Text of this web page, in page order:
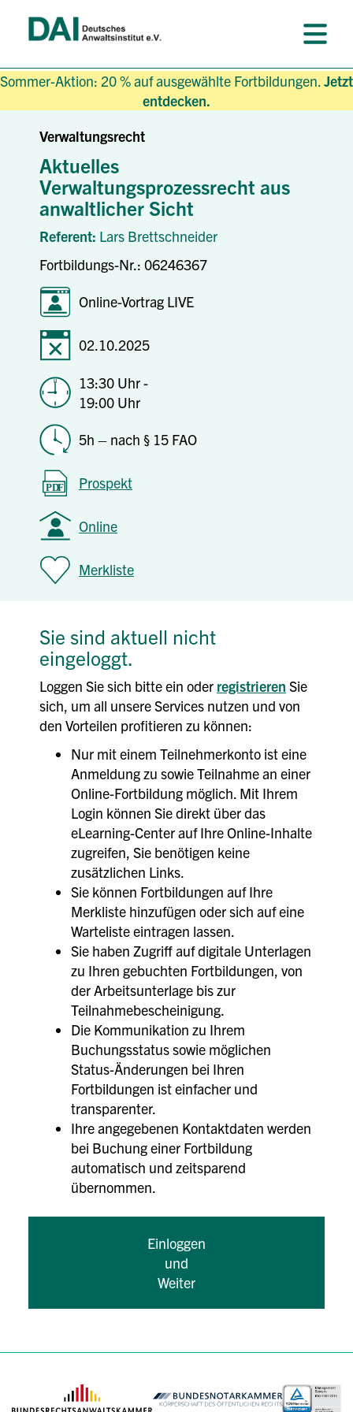
Sommer-Aktion: 20 % auf ausgewählte Fortbildungen.Jetzt
entdecken.
Verwaltungsrecht
Aktuelles
Verwaltungsprozessrecht aus
anwaltlicher Sicht
Referent: Lars Brettschneider
Fortbildungs-Nr.: 06246367
Online-Vortrag LIVE
02.10.2025
13:30 Uhr -
19:00 Uhr
5h – nach § 15 FAO
Prospekt
Online
Merkliste
Sie sind aktuell nicht
eingeloggt.
Loggen Sie sich bitte ein oder registrieren Sie
sich, um all unsere Services nutzen und von
den Vorteilen profitieren zu können:
Nur mit einem Teilnehmerkonto ist eine
Anmeldung zu sowie Teilnahme an einer
Online-Fortbildung möglich. Mit Ihrem
Login können Sie direkt über das
eLearning-Center auf Ihre Online-Inhalte
zugreifen, Sie benötigen keine
zusätzlichen Links.
Sie können Fortbildungen auf Ihre
Merkliste hinzufügen oder sich auf eine
Warteliste eintragen lassen.
Sie haben Zugriff auf digitale Unterlagen
zu Ihren gebuchten Fortbildungen, von
der Arbeitsunterlage bis zur
Teilnahmebescheinigung.
Die Kommunikation zu Ihrem
Buchungsstatus sowie möglichen
Status-Änderungen bei Ihren
Fortbildungen ist einfacher und
transparenter.
Ihre angegebenen Kontaktdaten werden
bei Buchung einer Fortbildung
automatisch und zeitsparend
übernommen.
Einloggen
und
Weiter